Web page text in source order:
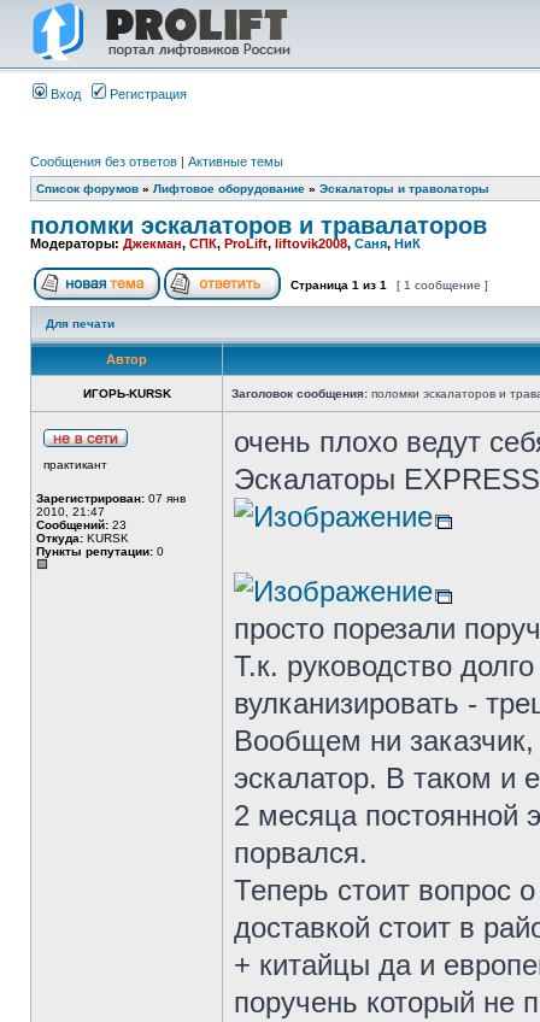
Вход Регистрация
Сообщения без ответов | Активные темы
Список форумов » Лифтовое оборудование » Эскалаторы и траволаторы
поломки эскалаторов и травалаторов
Модераторы: Джекман, СПК, ProLift, liftovik2008, Саня, НиК
Страница 1 из 1 [ 1 сообщение ]
Для печати
Автор
ИГОРЬ-KURSK Заголовок сообщения: поломки эскалаторов и
практикант
Зарегистрирован: 07 янв
2010, 21:47
Сообщений: 23
Откуда: KURSK
Пункты репутации: 0
очень плохо ведут
Эскалаторы
просто порезали
Т.к. руководство
вулканизировать -
Вообщем ни
эскалатор. В таком и
2 месяца постоянной
порвался.
Теперь стоит вопрос
доставкой стоит в
+ китайцы да и
поручень который не